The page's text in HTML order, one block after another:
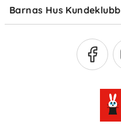
Barnas Hus Kundeklubb
Medlemsvilkår